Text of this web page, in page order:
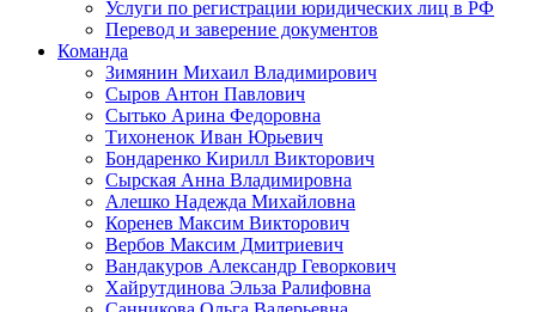
Услуги по регистрации юридических лиц в РФ
Перевод и заверение документов
Команда
Зимянин Михаил Владимирович
Сыров Антон Павлович
Сытько Арина Федоровна
Тихоненок Иван Юрьевич
Бондаренко Кирилл Викторович
Сырская Анна Владимировна
Алешко Надежда Михайловна
Коренев Максим Викторович
Вербов Максим Дмитриевич
Вандакуров Александр Геворкович
Хайрутдинова Эльза Ралифовна